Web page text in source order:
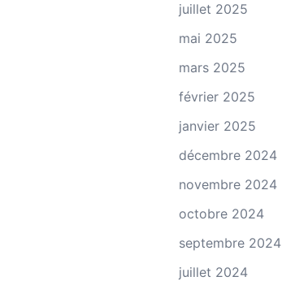
juillet 2025
mai 2025
mars 2025
février 2025
janvier 2025
décembre 2024
novembre 2024
octobre 2024
septembre 2024
juillet 2024